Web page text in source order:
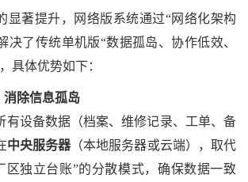
显著提升， 网络版系统通过“网络化架构
决了传统单机版“数据孤岛、协作低效、
具体优势如下：
消除信息孤岛
有设备数据（档案、维修记录、工单、备
中央服务器（本地服务器或云端），取代
区独立台账”的分散模式，确保数据一致